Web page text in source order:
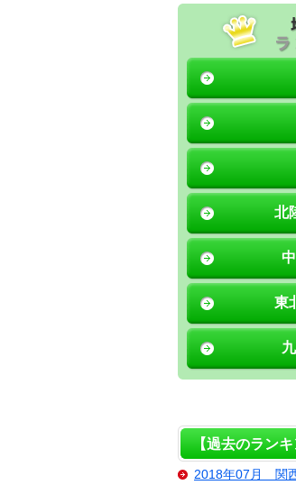
北
東
【過去のラン
2018年07月 関